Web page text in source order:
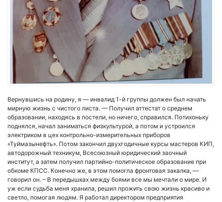
Вернувшись на родину, я — инвалид 1-й группы должен был начать
мирную жизнь с чистого листа. — Получил аттестат о среднем
образовании, находясь в постели, но ничего, справился. Потихоньку
поднялся, начал заниматься физкультурой, а потом и устроился
электриком в цех контрольно-измерительных приборов
«Туймазынефть». Потом закончил двухгодичные курсы мастеров КИП,
автодорожный техникум, Всесоюзный юридический заочный
институт, а затем получил партийно-политическое образование при
обкоме КПСС. Конечно же, в этом помогла фронтовая закалка, —
говорил он. – В передышках между боями все мы мечтали о мире. И
уж если судьба меня хранила, решил прожить свою жизнь красиво и
светло, помогая людям. Я работал директором предприятия